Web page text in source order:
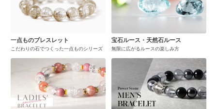
一点ものブレスレット
こだわりの石でつくった一点ものシリーズ
宝石ルース・天然石ルース
無限に広がるルースの楽しみ方